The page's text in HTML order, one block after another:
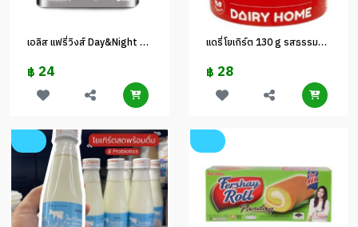
เอลิส แฟรี่วิงส์ Day&Night 35 ซม. 5 ชิ้น
฿ 24
แดรี่โยเกิร์ต 130 g รสธรรมชาติ
฿ 28